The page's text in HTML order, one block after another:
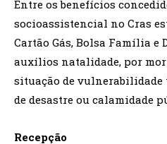
Entre os benefícios
socioassistencial no Cras
Cartão Gás, Bolsa Família e
auxílios natalidade, por
situação de vulnerabilidade
de desastre ou calamidade
Recepção